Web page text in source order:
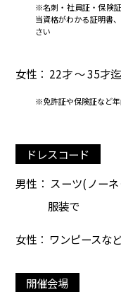
※名刺・社員証・保険
当資格がわかる証明書
さい
女性： 22才 ～ 35才迄
※免許証や保険証など
ドレスコード
男性： スーツ(ノー
服装で
女性： ワンピースな
開催会場